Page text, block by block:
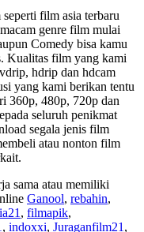
film asia terbaru
genre film mulai
Comedy bisa kamu
Kualitas film yang kami
hdrip dan hdcam
yang kami berikan tentu
360p, 480p, 720p dan
seluruh penikmat
segala jenis film
atau nonton film
sama atau memiliki
Ganool, rebahin,
, filmapik,
, indoxxi, Juraganfilm21 ,